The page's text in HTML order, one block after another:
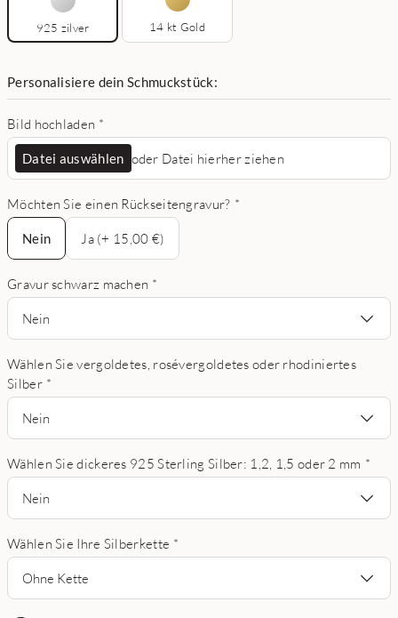
925 zilver 14 kt Gold
Personalisiere dein Schmuckstück:
Bild hochladen *
Datei auswählen oder Datei hierher ziehen
Möchten Sie einen Rückseitengravur? *
Nein
Nein
Ja (+ 15,00 €)
Gravur schwarz machen *
Nein
Wählen Sie vergoldetes, rosévergoldetes oder rhodiniertes
Silber *
Nein
Wählen Sie dickeres 925 Sterling Silber: 1,2, 1,5 oder 2 mm *
Nein
Wählen Sie Ihre Silberkette *
Ohne Kette